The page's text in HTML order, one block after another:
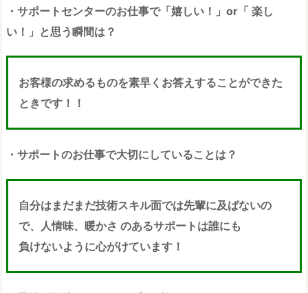
・サポートセンターのお仕事で「嬉しい！」or「 楽し
い！」と思う瞬間は？
お客様の求めるものを素早くお答えすることができた
ときです！！
・サポートのお仕事で大切にしていることは？
自分はまだまだ技術スキル面では先輩に及ばないの
で、人情味、暖かさ のあるサポートは誰にも
負けないように心がけています！